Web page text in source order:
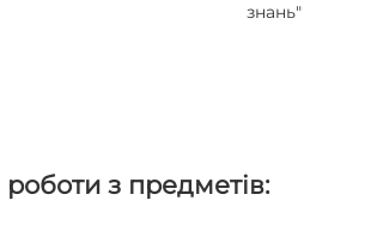
знань"
з предметів: